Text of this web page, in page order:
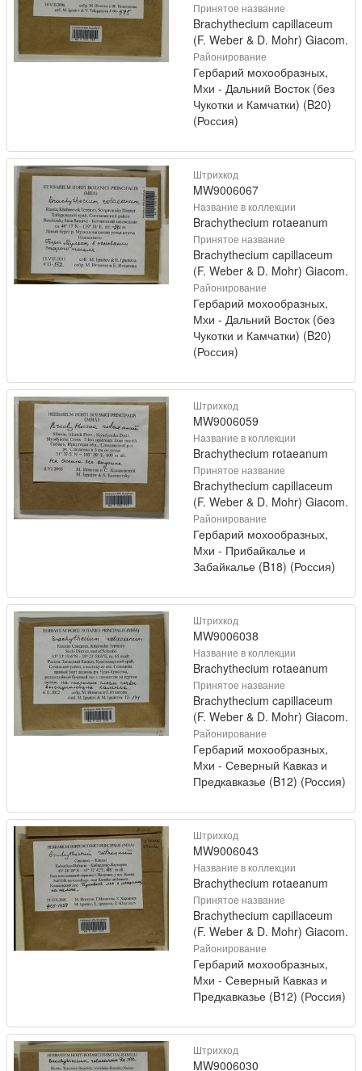
Принятое название
Brachythecium capillaceum
(F. Weber & D. Mohr) Giacom.
Районирование
Гербарий мохообразных,
Мхи - Дальний Восток (без
Чукотки и Камчатки) (B20)
(Россия)
Штрихкод
MW9006067
Название в коллекции
Brachythecium rotaeanum
Принятое название
Brachythecium capillaceum
(F. Weber & D. Mohr) Giacom.
Районирование
Гербарий мохообразных,
Мхи - Дальний Восток (без
Чукотки и Камчатки) (B20)
(Россия)
Штрихкод
MW9006059
Название в коллекции
Brachythecium rotaeanum
Принятое название
Brachythecium capillaceum
(F. Weber & D. Mohr) Giacom.
Районирование
Гербарий мохообразных,
Мхи - Прибайкалье и
Забайкалье (B18) (Россия)
Штрихкод
MW9006038
Название в коллекции
Brachythecium rotaeanum
Принятое название
Brachythecium capillaceum
(F. Weber & D. Mohr) Giacom.
Районирование
Гербарий мохообразных,
Мхи - Северный Кавказ и
Предкавказье (B12) (Россия)
Штрихкод
MW9006043
Название в коллекции
Brachythecium rotaeanum
Принятое название
Brachythecium capillaceum
(F. Weber & D. Mohr) Giacom.
Районирование
Гербарий мохообразных,
Мхи - Северный Кавказ и
Предкавказье (B12) (Россия)
Штрихкод
MW9006030